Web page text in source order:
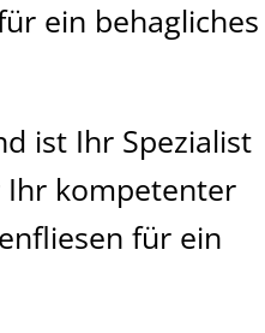
ein behagliches
ist Ihr Spezialist
Ihr kompetenter
für ein